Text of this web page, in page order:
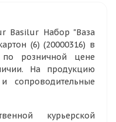
Basilur Набор "Ваза
(6) (20000316) в
по розничной цене
На продукцию
сопроводительные
курьерской